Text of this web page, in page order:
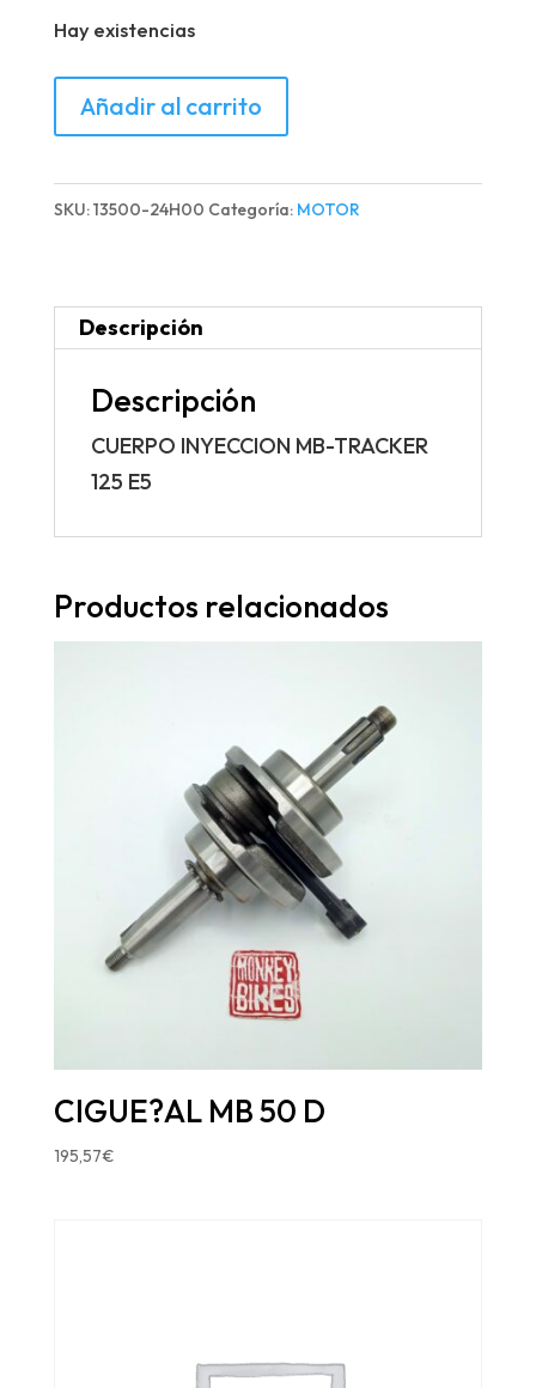
Hay existencias
CUERPO
INYECCION
TRACKER
cantidad
Añadir al carrito
SKU:13500-24H00 Categoría: MOTOR
Descripción
Descripción
CUERPO INYECCION MB-TRACKER
125 E5
Productos relacionados
CIGUE?AL MB 50 D
195,57€